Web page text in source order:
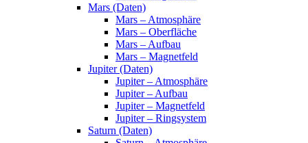
Mars (Daten)
Mars – Atmosphäre
Mars – Oberfläche
Mars – Aufbau
Mars – Magnetfeld
Jupiter (Daten)
Jupiter – Atmosphäre
Jupiter – Aufbau
Jupiter – Magnetfeld
Jupiter – Ringsystem
Saturn (Daten)